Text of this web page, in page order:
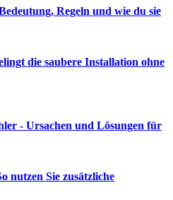
Regeln und wie du sie
die saubere Installation ohne
- Ursachen und Lösungen für
nutzen Sie zusätzliche